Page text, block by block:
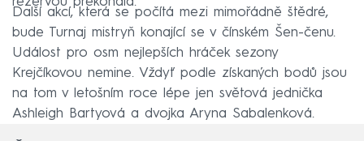
Další akcí, která se počítá mezi mimořádně štědré,
bude Turnaj mistryň konající se v čínském Šen-čenu.
Událost pro osm nejlepších hráček sezony
Krejčíkovou nemine. Vždyť podle získaných bodů jsou
na tom v letošním roce lépe jen světová jednička
Ashleigh Bartyová a dvojka Aryna Sabalenková.